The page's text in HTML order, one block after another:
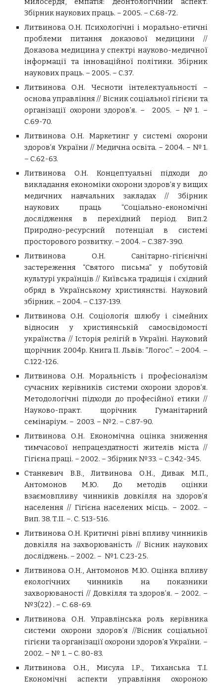
Збірник наукових праць. – 2005. – С.68-72.
Литвинова О.Н. Психологічні і морально-етичні
проблеми питання доказової медицини //
Доказова медицина у спектрі науково-медичної
інформації та інноваційної політики. Збірник
наукових праць. – 2005. – С.37.
Литвинова О.Н. Чесноти інтелектуальності –
основа управління // Вісник соціальної гігієни та
організації охорони здоров’я. – 2005. – №1. –
С.69-70.
Литвинова О.Н. Маркетинг у системі охорони
здоров’я України // Медична освіта. – 2004. – №1.
– С.62-63.
Литвинова О.Н. Концептуальні підходи до
викладання економіки охорони здоров’я у вищих
медичних навчальних закладах // Збірник
наукових праць “Соціально-економічні
дослідження в перехідний період. Вип.2
Природно-ресурсний потенціал в системі
просторового розвитку. – 2004. – С.387-390.
Литвинова О.Н. Санітарно-гігієнічні
застереження “Святого письма” у побутовій
культурі українців // Київська традиція і східний
обряд в Українському християнстві. Науковий
збірник. – 2004. – С.137-139.
Литвинова О.Н. Соціологія шлюбу і сімейних
відносин у християнській самосвідомості
українства // Історія релігій в Україні. Науковий
щорічник 2004р. Книга ІІ. Львів: ”Логос”. – 2004. –
С.122-126.
Литвинова О.Н. Моральність і професіоналізм
сучасних керівників системи охорони здоров’я.
Методологічні підходи до професійної етики //
Науково-практ. щорічник Гуманітарний
семінаріум. – 2003. – №2. – С.87-90.
Литвинова О.Н. Економічна оцінка зниження
тимчасової непрацездатності жителів міста //
Гігієна праці. – 2002. – Збірник№33. – С.342-345.
Станкевич В.В., Литвинова О.Н., Дивак М.П.,
Антомонов М.Ю. До методів оцінки
взаємовпливу чинників довкілля на здоров’я
населення //Гігієна населених місць. – 2002. –
Вип. 38. Т.ІІ. –. С. 513-516.
Литвинова О.Н. Критичні рівні впливу чинників
довкілля на захворюваність // Вісник наукових
досліджень. – 2002. – №1. С.23-25.
Литвинова О.Н., Антомонов М.Ю. Оцінка впливу
екологічних чинників на показники
захворюваності // Довкілля та здоров’я. – 2002. –
№3(22) . – С. 68-69.
Литвинова О.Н. Управлінська роль керівника
системи охорони здоров’я //Вісник соціальної
гігієни та організації охорони здоров’я України. –
2002. – № 1. – С. 80-83.
Литвинова О.Н., Мисула І.Р., Тиханська Т.І.
Економічні аспекти управління охороною